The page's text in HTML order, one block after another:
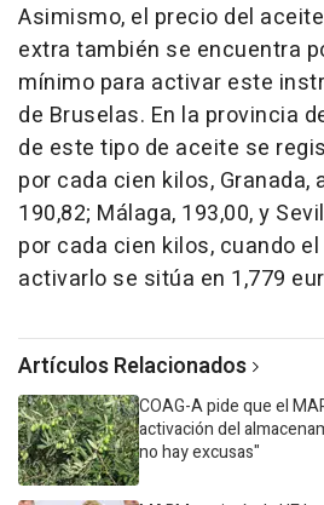
Asimismo, el precio del
extra también se encuentra
mínimo para activar este
de Bruselas. En la provincia
de este tipo de aceite se
por cada cien kilos, Granada,
190,82; Málaga, 193,00, y
por cada cien kilos, cuando
activarlo se sitúa en 1,779
Artículos Relacionados
COAG-A pide que el
activación del
no hay excusas"